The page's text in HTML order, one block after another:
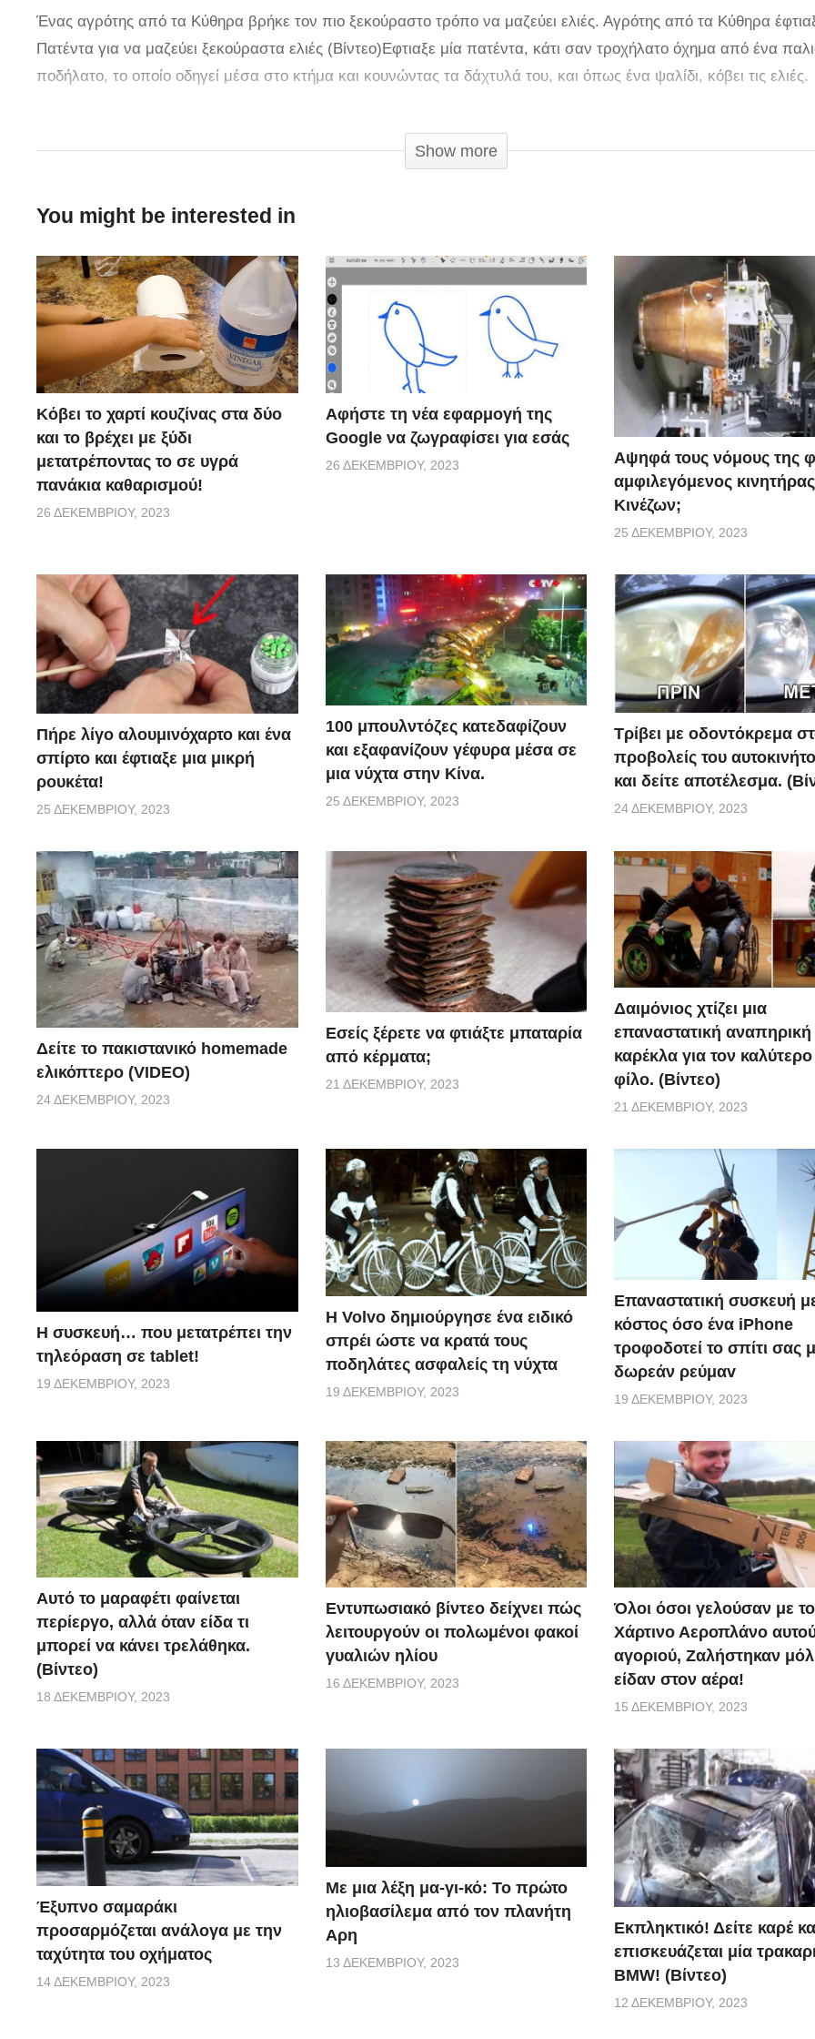
Ένας αγρότης από τα Κύθηρα βρήκε τον πιο ξεκούραστο τρόπο να μαζεύει ελιές. Αγρότης από τα Κύθηρα
Πατέντα για να μαζεύει ξεκούραστα ελιές (Βίντεο)Εφτιαξε μία πατέντα, κάτι σαν τροχήλατο όχημα από ένα
ποδήλατο, το οποίο οδηγεί μέσα στο κτήμα και κουνώντας τα δάχτυλά του, και όπως ένα ψαλίδι, κόβει τις ελιές.
Show more
You might be interested in
Κόβει το χαρτί κουζίνας στα δύο
και το βρέχει με ξύδι
μετατρέποντας το σε υγρά
πανάκια καθαρισμού!
26 ΔΕΚΕΜΒΡΊΟΥ, 2023
Αφήστε τη νέα εφαρμογή της
Google να ζωγραφίσει για εσάς
26 ΔΕΚΕΜΒΡΊΟΥ, 2023
Αψηφά τους νόμους της
αμφιλεγόμενος
Κινέζων;
25 ΔΕΚΕΜΒΡΊΟΥ, 2023
Πήρε λίγο αλουμινόχαρτο και ένα
σπίρτο και έφτιαξε μια μικρή
ρουκέτα!
25 ΔΕΚΕΜΒΡΊΟΥ, 2023
100 μπουλντόζες κατεδαφίζουν
και εξαφανίζουν γέφυρα μέσα σε
μια νύχτα στην Κίνα.
25 ΔΕΚΕΜΒΡΊΟΥ, 2023
Τρίβει με οδοντόκρεμα
προβολείς του
και δείτε αποτέλεσμα.
24 ΔΕΚΕΜΒΡΊΟΥ, 2023
Δείτε το πακιστανικό homemade
ελικόπτερο (VIDEO)
24 ΔΕΚΕΜΒΡΊΟΥ, 2023
Εσείς ξέρετε να φτιάξτε μπαταρία
από κέρματα;
21 ΔΕΚΕΜΒΡΊΟΥ, 2023
Δαιμόνιος χτίζει μια
επαναστατική αναπηρική
καρέκλα για τον
φίλο. (Βίντεο)
21 ΔΕΚΕΜΒΡΊΟΥ, 2023
Η συσκευή… που μετατρέπει την
τηλεόραση σε tablet!
19 ΔΕΚΕΜΒΡΊΟΥ, 2023
Η Volvo δημιούργησε ένα ειδικό
σπρέι ώστε να κρατά τους
ποδηλάτες ασφαλείς τη νύχτα
19 ΔΕΚΕΜΒΡΊΟΥ, 2023
Επαναστατική συσκευή
κόστος όσο ένα iPhone
τροφοδοτεί το σπίτι σας
δωρεάν ρεύμαv
19 ΔΕΚΕΜΒΡΊΟΥ, 2023
Αυτό το μαραφέτι φαίνεται
περίεργο, αλλά όταν είδα τι
μπορεί να κάνει τρελάθηκα.
(Βίντεο)
18 ΔΕΚΕΜΒΡΊΟΥ, 2023
Εντυπωσιακό βίντεο δείχνει πώς
λειτουργούν οι πολωμένοι φακοί
γυαλιών ηλίου
16 ΔΕΚΕΜΒΡΊΟΥ, 2023
Όλοι όσοι γελούσαν με το
Χάρτινο Αεροπλάνο
αγοριού, Ζαλήστηκαν
είδαν στον αέρα!
15 ΔΕΚΕΜΒΡΊΟΥ, 2023
Έξυπνο σαμαράκι
προσαρμόζεται ανάλογα με την
ταχύτητα του οχήματος
14 ΔΕΚΕΜΒΡΊΟΥ, 2023
Με μια λέξη μα-γι-κό: Το πρώτο
ηλιοβασίλεμα από τον πλανήτη
Αρη
13 ΔΕΚΕΜΒΡΊΟΥ, 2023
Εκπληκτικό! Δείτε καρέ
επισκευάζεται μία
BMW! (Βίντεο)
12 ΔΕΚΕΜΒΡΊΟΥ, 2023